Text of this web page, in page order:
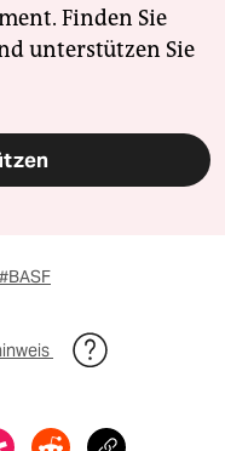
Finden Sie
unterstützen Sie
#BASF